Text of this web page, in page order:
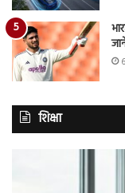
शिक्षा